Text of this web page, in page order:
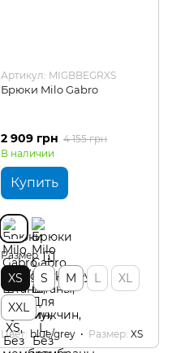
Артикул: MIGBBEGRXS
Брюки Milo Gabro
2 909 грн 4 155 грн
В наличии
Купить
Размер
XS S M L
XL
XXL
Цвет blue/grey Размер XS